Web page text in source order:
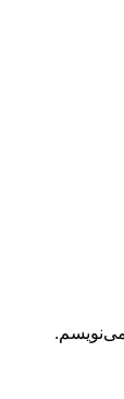
می‌نویسم.